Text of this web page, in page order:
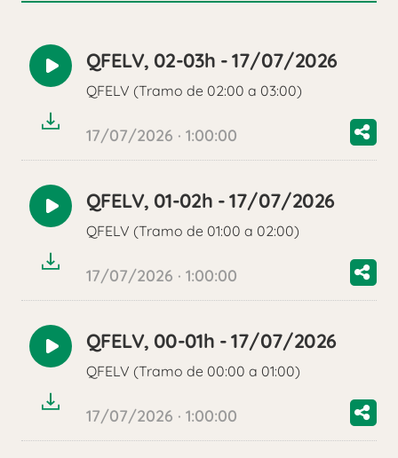
Reproducir
audio
QFELV, 02-03h - 17/07/2026
QFELV (Tramo de 02:00 a 03:00)
17/07/2026 · 1:00:00
Reproducir
audio
QFELV, 01-02h - 17/07/2026
QFELV (Tramo de 01:00 a 02:00)
17/07/2026 · 1:00:00
Reproducir
audio
QFELV, 00-01h - 17/07/2026
QFELV (Tramo de 00:00 a 01:00)
17/07/2026 · 1:00:00